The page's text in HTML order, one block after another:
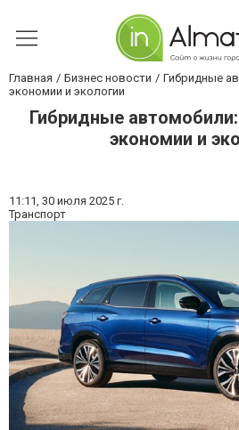
Главная Бизнес новости
Гибридные
экономии и экологии
Гибридные
экономии и
11:11, 30 июля 2025 г.
Транспорт